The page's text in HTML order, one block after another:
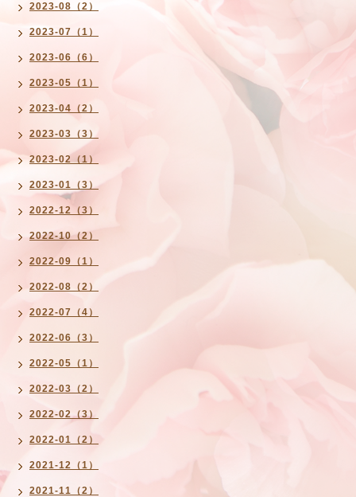
2023-08（2）
2023-07（1）
2023-06（6）
2023-05（1）
2023-04（2）
2023-03（3）
2023-02（1）
2023-01（3）
2022-12（3）
2022-10（2）
2022-09（1）
2022-08（2）
2022-07（4）
2022-06（3）
2022-05（1）
2022-03（2）
2022-02（3）
2022-01（2）
2021-12（1）
2021-11（2）